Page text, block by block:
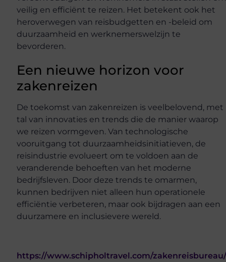
veilig en efficiënt te reizen. Het betekent ook het
heroverwegen van reisbudgetten en -beleid om
duurzaamheid en werknemerswelzijn te
bevorderen.
Een nieuwe horizon voor
zakenreizen
De toekomst van zakenreizen is veelbelovend, met
tal van innovaties en trends die de manier waarop
we reizen vormgeven. Van technologische
vooruitgang tot duurzaamheidsinitiatieven, de
reisindustrie evolueert om te voldoen aan de
veranderende behoeften van het moderne
bedrijfsleven. Door deze trends te omarmen,
kunnen bedrijven niet alleen hun operationele
efficiëntie verbeteren, maar ook bijdragen aan een
duurzamere en inclusievere wereld.
https://www.schipholtravel.com/